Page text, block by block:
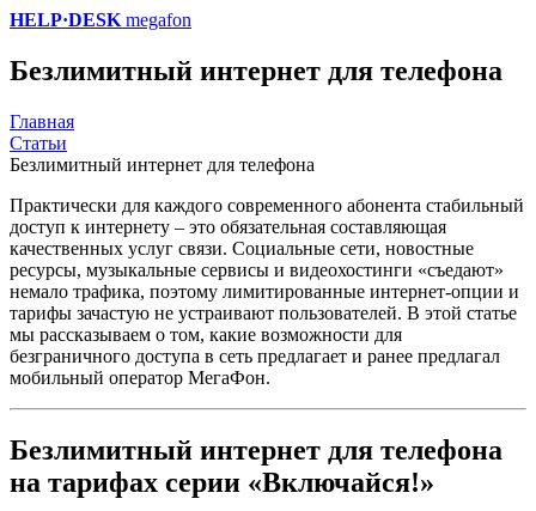
HELP·DESK megafon
Безлимитный интернет для телефона
Главная
Статьи
Безлимитный интернет для телефона
Практически для каждого современного абонента стабильный
доступ к интернету – это обязательная составляющая
качественных услуг связи. Социальные сети, новостные
ресурсы, музыкальные сервисы и видеохостинги «съедают»
немало трафика, поэтому лимитированные интернет-опции и
тарифы зачастую не устраивают пользователей. В этой статье
мы рассказываем о том, какие возможности для
безграничного доступа в сеть предлагает и ранее предлагал
мобильный оператор МегаФон.
Безлимитный интернет для телефона
на тарифах серии «Включайся!»